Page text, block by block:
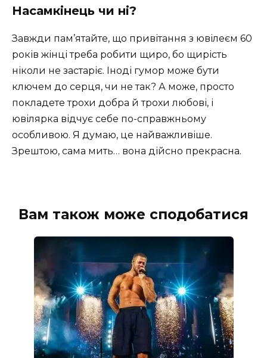
Насамкінець чи ні?
Завжди пам’ятайте, що привітання з ювілеєм 60
років жінці треба робити щиро, бо щирість
ніколи не застаріє. Іноді гумор може бути
ключем до серця, чи не так? А може, просто
покладете трохи добра й трохи любові, і
ювілярка відчує себе по-справжньому
особливою. Я думаю, це найважливіше.
Зрештою, сама мить… вона дійсно прекрасна.
Вам також може сподобатися